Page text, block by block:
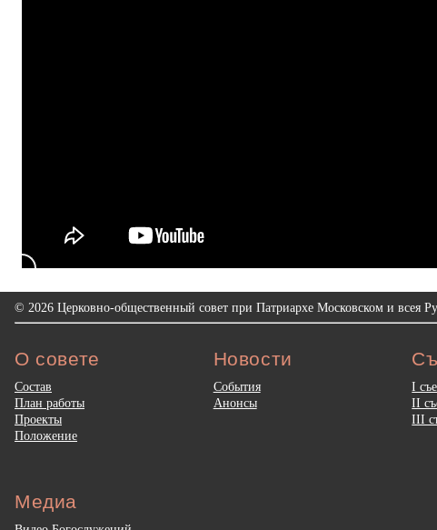
© 2026 Церковно-общественный совет при Патриархе Московском и всея
О совете
Состав
План работы
Проекты
Положение
Новости
События
Анонсы
I
II
III
Медиа